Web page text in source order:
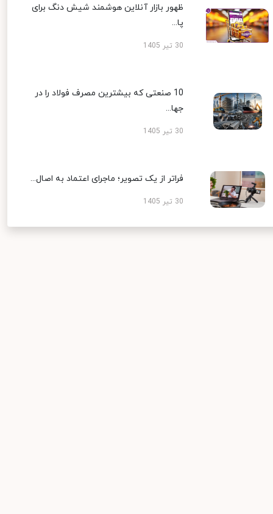
ظهور بازار آنلاین هوشمند شیش دنگ برای
پا...
30 تیر 1405
10 صنعتی که بیشترین مصرف فولاد را در
جها...
30 تیر 1405
فراتر از یک تصویر؛ ماجرای اعتماد به اصال...
30 تیر 1405